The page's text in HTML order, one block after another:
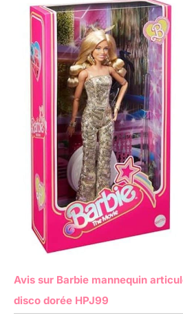
Avis sur Barbie mannequin
disco dorée HPJ99